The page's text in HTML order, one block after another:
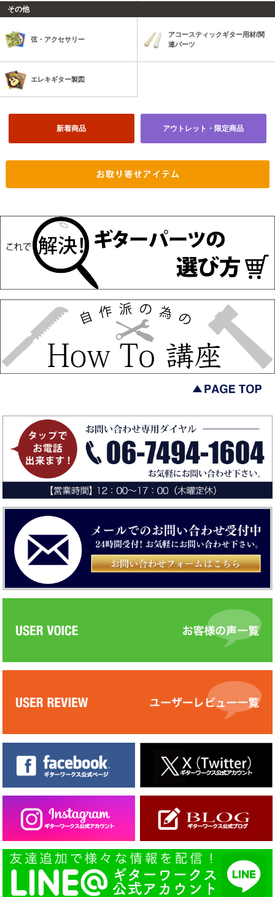
その他
弦・アクセサリー
アコースティックギター用材/関
連パーツ
エレキギター製図
新着商品 アウトレット・限定商品